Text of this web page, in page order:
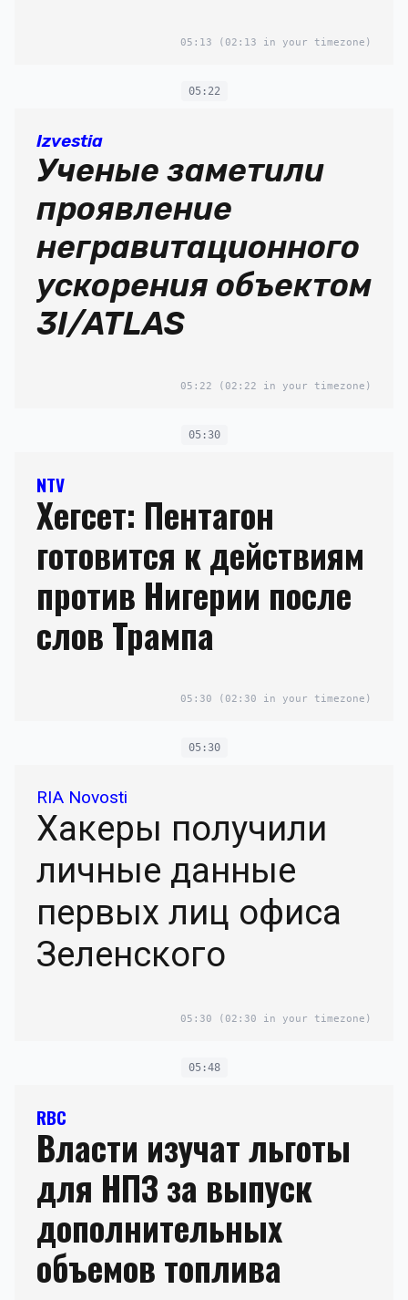
05:13 (02:13 in your timezone)
05:22
Izvestia
Ученые заметили
проявление
негравитационного
ускорения объектом
3I/ATLAS
05:22 (02:22 in your timezone)
05:30
NTV
Хегсет: Пентагон
готовится к действиям
против Нигерии после
слов Трампа
05:30 (02:30 in your timezone)
05:30
RIA Novosti
Хакеры получили
личные данные
первых лиц офиса
Зеленского
05:30 (02:30 in your timezone)
05:48
RBC
Власти изучат льготы
для НПЗ за выпуск
дополнительных
объемов топлива